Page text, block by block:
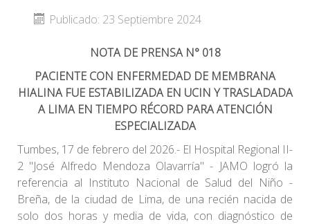
Publicado: 23 Septiembre 2024
NOTA DE PRENSA N° 018
PACIENTE CON ENFERMEDAD DE MEMBRANA
HIALINA FUE ESTABILIZADA EN UCIN Y TRASLADADA
A LIMA EN TIEMPO RÉCORD PARA ATENCIÓN
ESPECIALIZADA
Tumbes, 17 de febrero del 2026.- El Hospital Regional II-
2 "José Alfredo Mendoza Olavarría" - JAMO logró la
referencia al Instituto Nacional de Salud del Niño -
Breña, de la ciudad de Lima, de una recién nacida de
solo dos horas y media de vida, con diagnóstico de